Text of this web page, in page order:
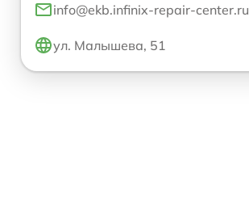
info@ekb.infinix-repair-center.ru
ул. Малышева, 51